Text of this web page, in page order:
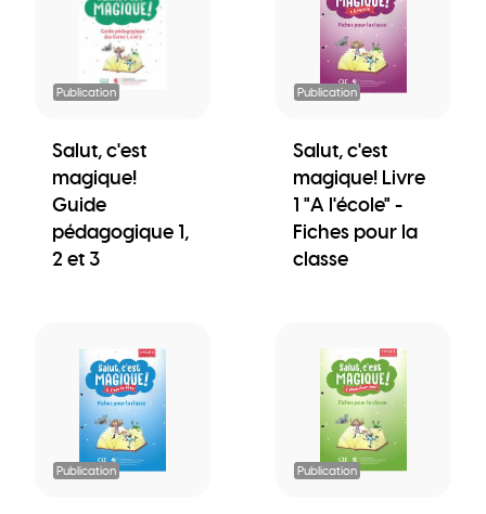
Publication
Salut, c'est
magique!
Guide
pédagogique 1,
2 et 3
Publication
Salut, c'est
magique! Livre
1 "A l'école" -
Fiches pour la
classe
Publication Publication